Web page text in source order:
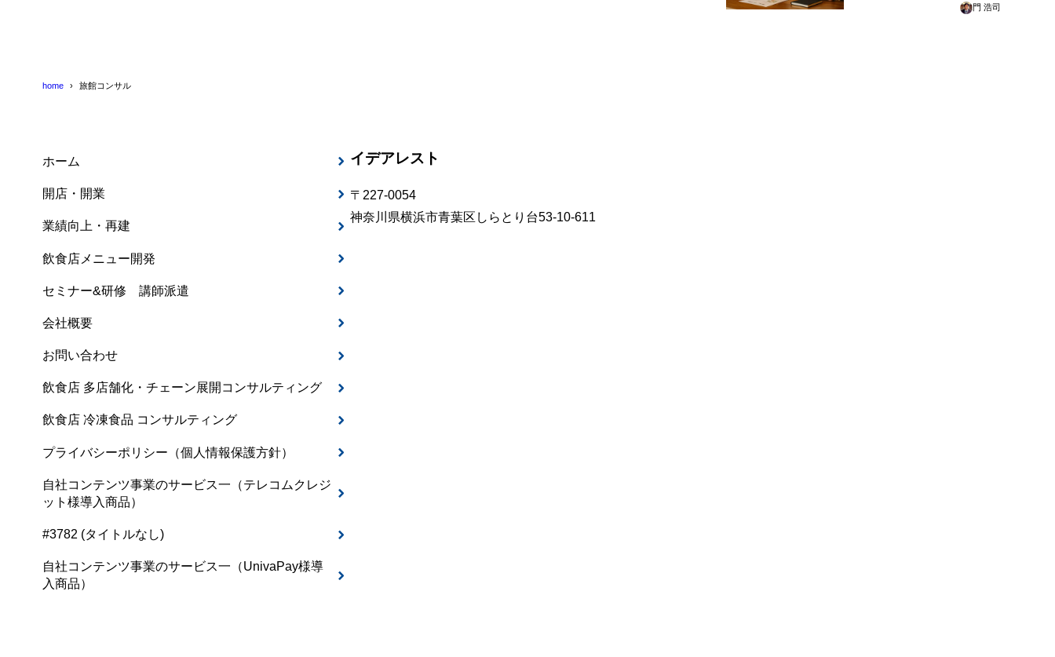
門 浩司
home 旅館コンサル
ホーム
開店・開業
業績向上・再建
飲食店メニュー開発
セミナー&研修 講師派遣
会社概要
お問い合わせ
飲食店 多店舗化・チェーン展開コンサルティング
飲食店 冷凍食品 コンサルティング
プライバシーポリシー（個人情報保護方針）
自社コンテンツ事業のサービス一（テレコムクレジ
ット様導入商品）
#3782 (タイトルなし)
自社コンテンツ事業のサービス一（UnivaPay様導
入商品）
イデアレスト
〒227-0054
神奈川県横浜市青葉区しらとり台53-10-611